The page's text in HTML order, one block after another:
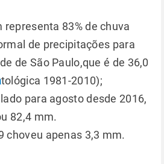
representa 83% de chuva
de precipitações para
de São Paulo,que é de 36,0
tológica 1981-2010);
para agosto desde 2016,
82,4 mm.
choveu apenas 3,3 mm.